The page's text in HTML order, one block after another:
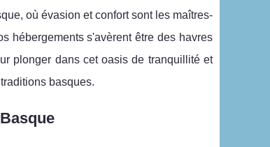
où évasion et confort sont les maîtres-
hébergements s'avèrent être des havres
plonger dans cet oasis de tranquillité et
basques.